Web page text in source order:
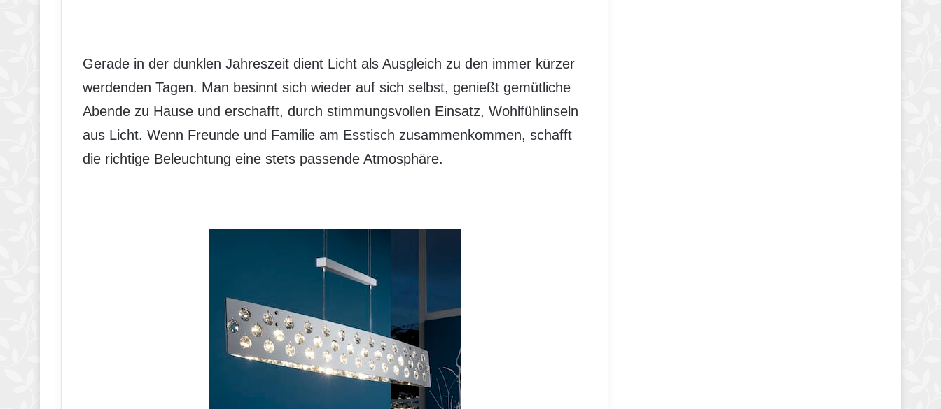
Gerade in der dunklen Jahreszeit dient Licht als Ausgleich zu den immer kürzer
werdenden Tagen. Man besinnt sich wieder auf sich selbst, genießt gemütliche
Abende zu Hause und erschafft, durch stimmungsvollen Einsatz, Wohlfühlinseln
aus Licht. Wenn Freunde und Familie am Esstisch zusammenkommen, schafft
die richtige Beleuchtung eine stets passende Atmosphäre.